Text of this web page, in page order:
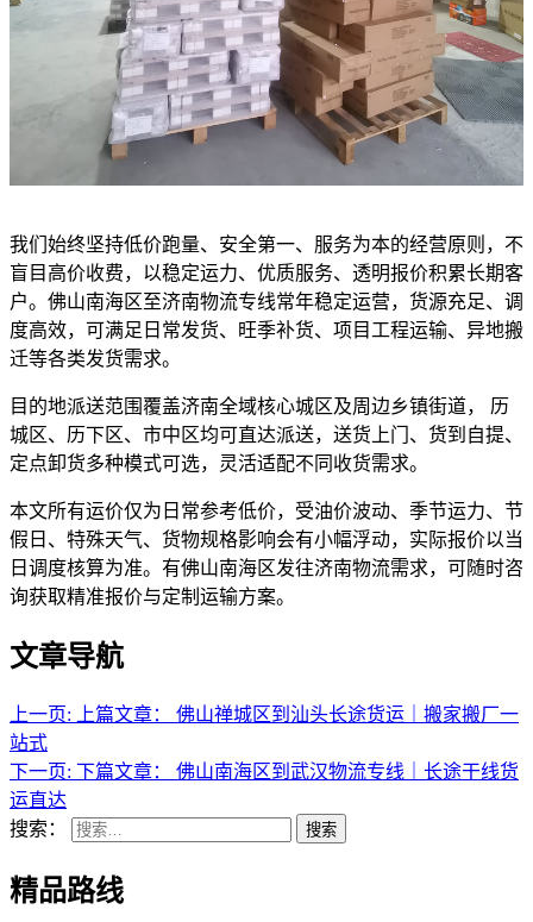
我们始终坚持低价跑量、安全第一、服务为本的经营原则，不
盲目高价收费，以稳定运力、优质服务、透明报价积累长期客
户。佛山南海区至济南物流专线常年稳定运营，货源充足、调
度高效，可满足日常发货、旺季补货、项目工程运输、异地搬
迁等各类发货需求。
目的地派送范围覆盖济南全域核心城区及周边乡镇街道， 历
城区、历下区、市中区均可直达派送，送货上门、货到自提、
定点卸货多种模式可选，灵活适配不同收货需求。
本文所有运价仅为日常参考低价，受油价波动、季节运力、节
假日、特殊天气、货物规格影响会有小幅浮动，实际报价以当
日调度核算为准。有佛山南海区发往济南物流需求，可随时咨
询获取精准报价与定制运输方案。
文章导航
上一页: 上篇文章：
佛山禅城区到汕头长途货运｜搬家搬厂一
站式
下一页: 下篇文章：
佛山南海区到武汉物流专线｜长途干线货
运直达
搜索：
搜索
精品路线
东成西就泰运！